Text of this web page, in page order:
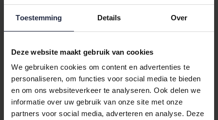
Toestemming Details Over
Deze website maakt gebruik van cookies
We gebruiken cookies om content en advertenties te
personaliseren, om functies voor social media te bieden
en om ons websiteverkeer te analyseren. Ook delen we
informatie over uw gebruik van onze site met onze
partners voor social media, adverteren en analyse. Deze
Het Synth Exlusive Firm kussen van Gilder is een heerlijk
volumineus en veerkrachtig kussen. De combinatie van
gelijkmatige verdeling van de vulling en extra ondersteuning van
vochtopname en extra stevigheid. Deze tijk is gemaakt van
100% luxe perkal-katoen. Het kussen heeft een rits en is
navulbaar.